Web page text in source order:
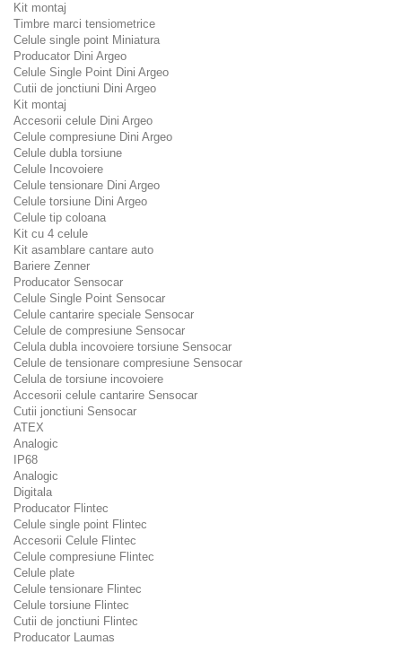
Kit montaj
Timbre marci tensiometrice
Celule single point Miniatura
Producator Dini Argeo
Celule Single Point Dini Argeo
Cutii de jonctiuni Dini Argeo
Kit montaj
Accesorii celule Dini Argeo
Celule compresiune Dini Argeo
Celule dubla torsiune
Celule Incovoiere
Celule tensionare Dini Argeo
Celule torsiune Dini Argeo
Celule tip coloana
Kit cu 4 celule
Kit asamblare cantare auto
Bariere Zenner
Producator Sensocar
Celule Single Point Sensocar
Celule cantarire speciale Sensocar
Celule de compresiune Sensocar
Celula dubla incovoiere torsiune Sensocar
Celule de tensionare compresiune Sensocar
Celula de torsiune incovoiere
Accesorii celule cantarire Sensocar
Cutii jonctiuni Sensocar
ATEX
Analogic
IP68
Analogic
Digitala
Producator Flintec
Celule single point Flintec
Accesorii Celule Flintec
Celule compresiune Flintec
Celule plate
Celule tensionare Flintec
Celule torsiune Flintec
Cutii de jonctiuni Flintec
Producator Laumas